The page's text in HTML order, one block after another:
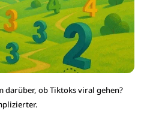
darüber, ob Tiktoks viral gehen?